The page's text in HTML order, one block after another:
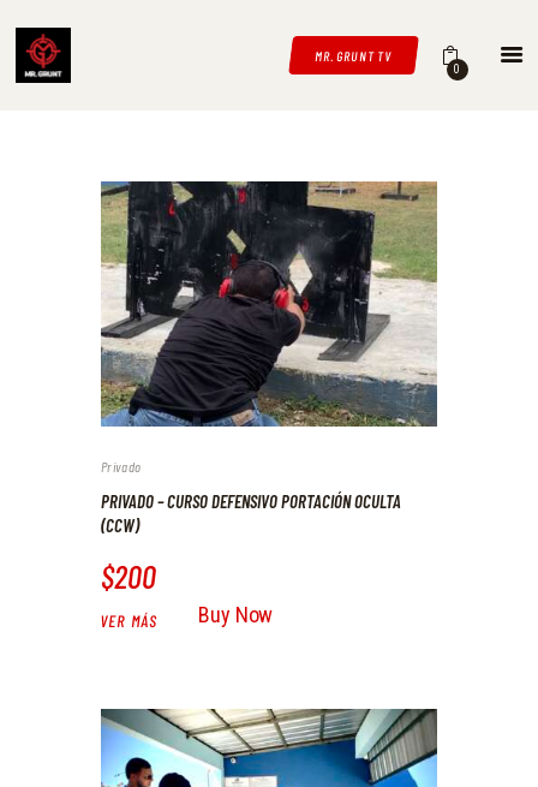
MR. GRUNT TV
0
ACERCA
CONTACTO
CLASIFICADOS
Privado
PRIVADO – CURSO DEFENSIVO PORTACIÓN OCULTA
(CCW)
$200
VER MÁS Buy Now